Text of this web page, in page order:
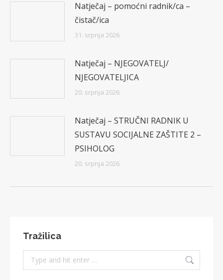
Natječaj – pomoćni radnik/ca –
čistač/ica
31. srpnja 2026.
Natječaj – NJEGOVATELJ/
NJEGOVATELJICA
20. srpnja 2026.
Natječaj – STRUČNI RADNIK U
SUSTAVU SOCIJALNE ZAŠTITE 2 –
PSIHOLOG
20. srpnja 2026.
Tražilica
Search: